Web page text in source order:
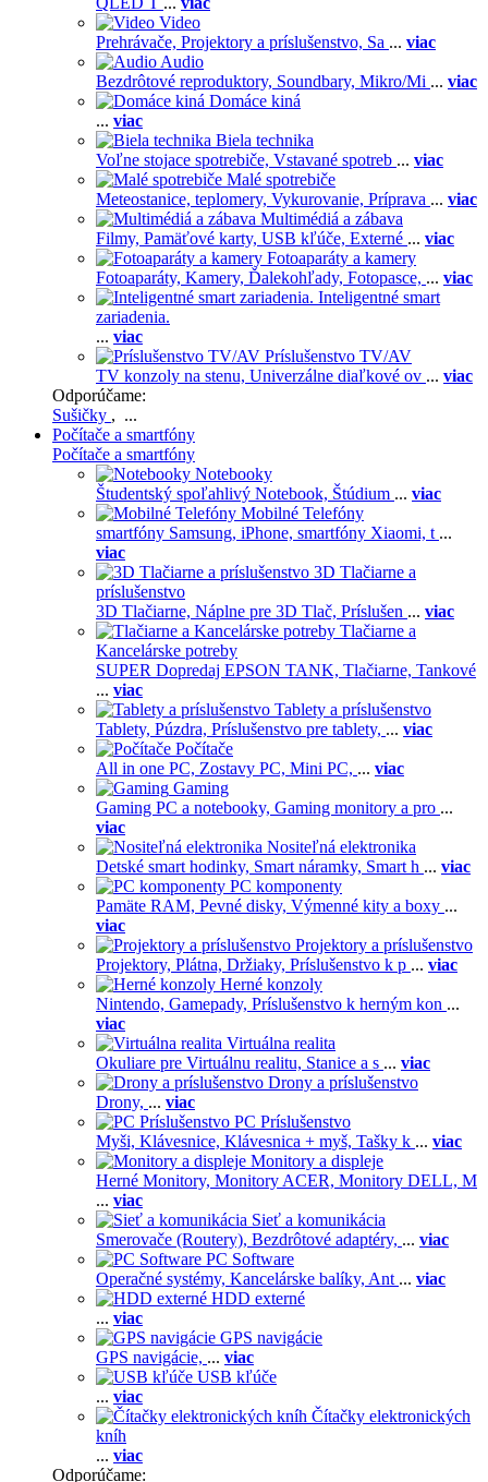
Video
Prehrávače, Projektory a príslušenstvo, Sa ... viac
Audio
Bezdrôtové reproduktory, Soundbary, Mikro/Mi ... viac
Domáce kiná
... viac
Biela technika
Voľne stojace spotrebiče, Vstavané spotreb ... viac
Malé spotrebiče
Meteostanice, teplomery, Vykurovanie, Príprava ... viac
Multimédiá a zábava
Filmy, Pamäťové karty, USB kľúče, Externé ... viac
Fotoaparáty a kamery
Fotoaparáty, Kamery, Ďalekohľady, Fotopasce, ... viac
Inteligentné smart
zariadenia.
... viac
Príslušenstvo TV/AV
TV konzoly na stenu, Univerzálne diaľkové ov ... viac
Odporúčame:
Sušičky , ...
Počítače a smartfóny
Počítače a smartfóny
Notebooky
Študentský spoľahlivý Notebook, Štúdium ... viac
Mobilné Telefóny
smartfóny Samsung, iPhone, smartfóny Xiaomi, t ...
viac
3D Tlačiarne a
príslušenstvo
3D Tlačiarne, Náplne pre 3D Tlač, Príslušen ... viac
Tlačiarne a
Kancelárske potreby
SUPER Dopredaj EPSON TANK, Tlačiarne, Tankové
... viac
Tablety a príslušenstvo
Tablety, Púzdra, Príslušenstvo pre tablety, ... viac
Počítače
All in one PC, Zostavy PC, Mini PC, ... viac
Gaming
Gaming PC a notebooky, Gaming monitory a pro ...
viac
Nositeľná elektronika
Detské smart hodinky, Smart náramky, Smart h ... viac
PC komponenty
Pamäte RAM, Pevné disky, Výmenné kity a boxy ...
viac
Projektory a príslušenstvo
Projektory, Plátna, Držiaky, Príslušenstvo k p ... viac
Herné konzoly
Nintendo, Gamepady, Príslušenstvo k herným kon ...
viac
Virtuálna realita
Okuliare pre Virtuálnu realitu, Stanice a s ... viac
Drony a príslušenstvo
Drony, ... viac
PC Príslušenstvo
Myši, Klávesnice, Klávesnica + myš, Tašky k ... viac
Monitory a displeje
Herné Monitory, Monitory ACER, Monitory DELL, M
... viac
Sieť a komunikácia
Smerovače (Routery), Bezdrôtové adaptéry, ... viac
PC Software
Operačné systémy, Kancelárske balíky, Ant ... viac
HDD externé
... viac
GPS navigácie
GPS navigácie, ... viac
USB kľúče
... viac
Čítačky elektronických
kníh
... viac
Odporúčame: